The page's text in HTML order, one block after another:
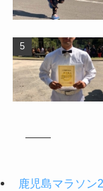
鹿児島マラソン